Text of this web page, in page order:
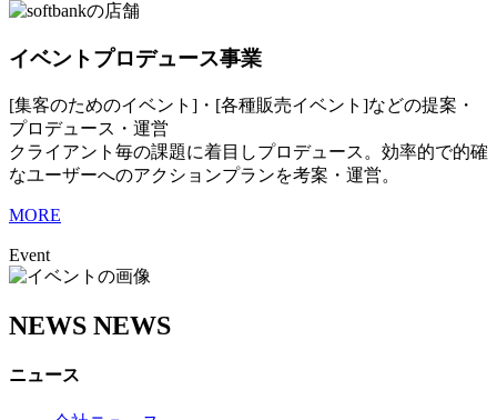
イベントプロデュース事業
[集客のためのイベント]・[各種販売イベント]などの提案・
プロデュース・運営
クライアント毎の課題に着目しプロデュース。効率的で的確
なユーザーへのアクションプランを考案・運営。
MORE
Event
NEWS NEWS
ニュース